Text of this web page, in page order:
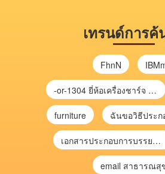
เทรนด์การค้
FhnN
-or-1304 ยี่ห้อเครื่องชาร์จ chargecore
furniture
เอกสารประกอบการบรรยาย การประเมินความเสี่ยงเพื่อวางแผนการตรวจสอบ \
email สาธารณสุ